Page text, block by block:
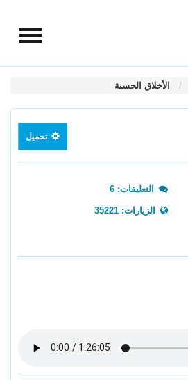
الأخلاق الحسنة
تحميل
التعليقات: 6
الزيارات: 35221